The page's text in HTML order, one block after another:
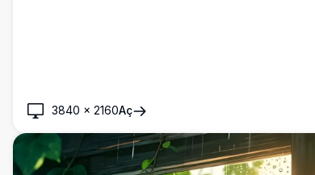
3840 × 2160Aç